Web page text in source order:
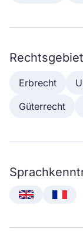
Erbrecht
Güterrecht
English Français